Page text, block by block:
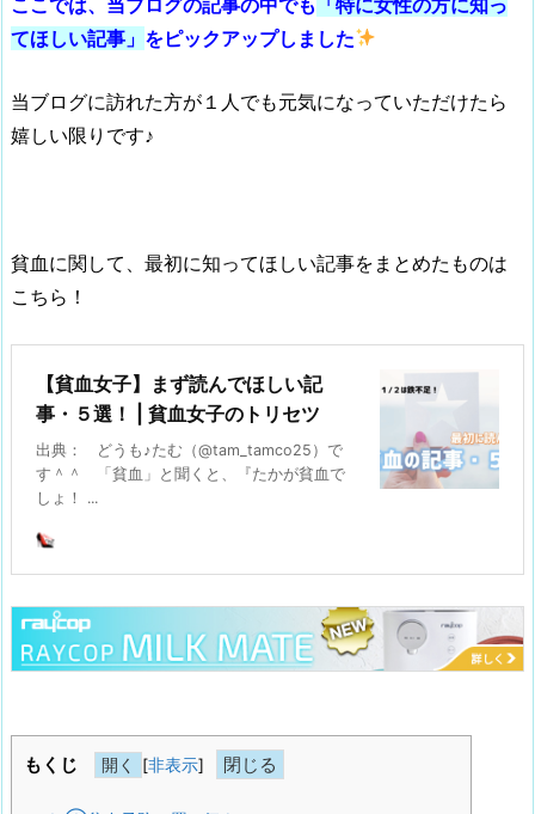
てほしい記事」 をピックアップしました
当ブログに訪れた方が１人でも元気になっていただけたら
嬉しい限りです♪
貧血に関して、最初に知ってほしい記事をまとめたものは
こちら！
【貧血女子】まず読んでほしい記
事・５選！ | 貧血女子のトリセツ
出典： どうも♪たむ（@tam_tamco25）で
す＾＾ 「貧血」と聞くと、『たかが貧血で
しょ！ ...
もくじ [非表示]